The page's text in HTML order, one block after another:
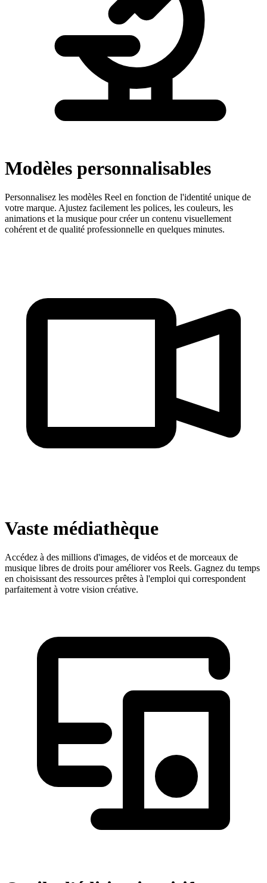
Modèles personnalisables
Personnalisez les modèles Reel en fonction de l'identité unique de
votre marque. Ajustez facilement les polices, les couleurs, les
animations et la musique pour créer un contenu visuellement
cohérent et de qualité professionnelle en quelques minutes.
Vaste médiathèque
Accédez à des millions d'images, de vidéos et de morceaux de
musique libres de droits pour améliorer vos Reels. Gagnez du temps
en choisissant des ressources prêtes à l'emploi qui correspondent
parfaitement à votre vision créative.